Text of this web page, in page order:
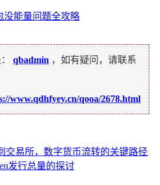
没能量问题全攻略
qbadmin ，如有疑问，请联系
www.qdhfyey.cn/qooa/2678.html
交易所，数字货币流转的关键路径
发行总量的探讨